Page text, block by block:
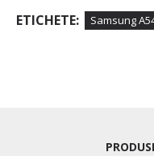
ETICHETE: Samsung